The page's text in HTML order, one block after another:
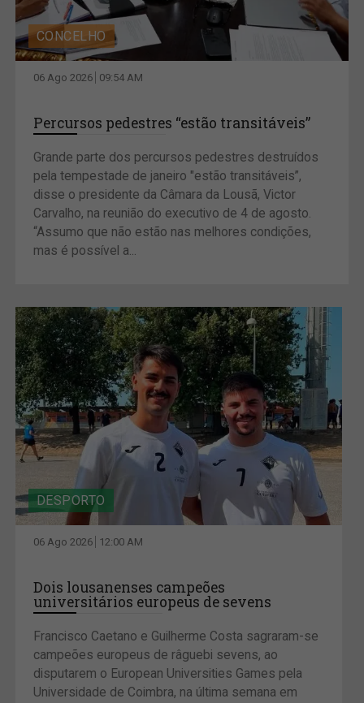
CONCELHO
06 Ago 2026 09:54 AM
Percursos pedestres “estão transitáveis”
Grande parte dos percursos pedestres destruídos
pela tempestade de janeiro "estão transitáveis”,
disse o presidente da Câmara da Lousã, Victor
Carvalho, na reunião do executivo de 4 de agosto.
“Assumo que não estão nas melhores condições,
mas é possível a...
DESPORTO
06 Ago 2026 12:00 AM
Dois lousanenses campeões
universitários europeus de sevens
Francisco Caetano e Guilherme Costa sagraram-se
campeões europeus de râguebi sevens, ao
disputarem o European Universities Games pela
Universidade de Coimbra, na última semana em